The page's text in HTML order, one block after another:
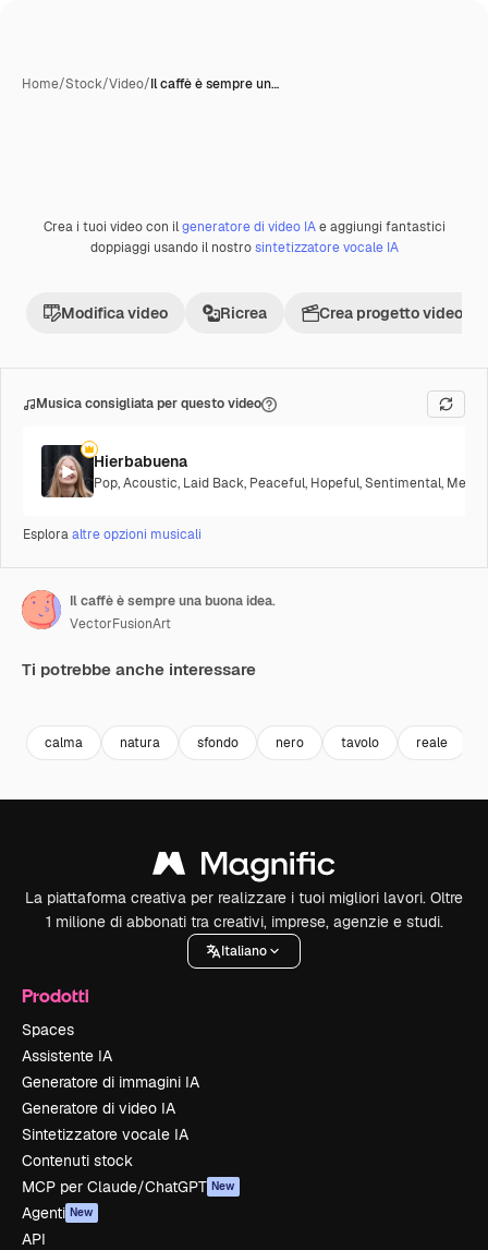
Home/Stock/Video/Il caffè è sempre un…
Premium
Crea i tuoi video con ilgeneratore di video IAe aggiungi fantastici
doppiaggi usando il nostrosintetizzatore vocale IA
Modifica video Ricrea Crea progetto video
Musica consigliata per questo video
Hierbabuena
Pop,Acoustic, Laid Back, Peaceful, Hopeful,Sentimental,
Esploraaltre opzioni musicali
Il caffè è sempre una buona idea.
VectorFusionArt
Ti potrebbe anche interessare
calma natura sfondo nero tavolo reale
La piattaforma creativa per realizzare i tuoi migliori lavori. Oltre
1 milione di abbonati tra creativi, imprese, agenzie e studi.
Italiano
Prodotti
Spaces
Assistente IA
Generatore di immagini IA
Generatore di video IA
Sintetizzatore vocale IA
Contenuti stock
MCP per Claude/ChatGPT New
Agenti New
API